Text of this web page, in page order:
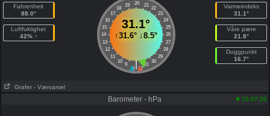
Fahrenheit
88.0°
Luftfuktighet
42% ↑
20
19 21
18
22
17
23
16
24
15
25
14
26
13
27
12
28
11
29
10
30
9 31
|
8 32
31.1°
↑31.6° ↓8.5°
Varmeindeks
31.1°
Våte pære
21.8°
Duggpunkt
16.7°
Grafer - Værvarsel
Barometer - hPa 15:07:26